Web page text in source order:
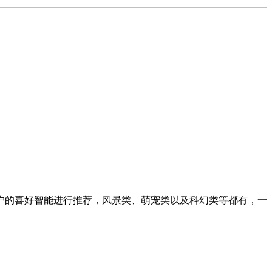
喜好智能进行推荐，风景类、萌宠类以及科幻类等都有，一